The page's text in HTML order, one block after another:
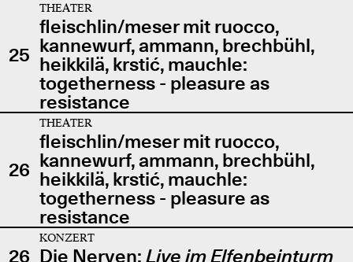
25
THEATER
fleischlin/meser mit ruocco,
kannewurf, ammann, brechbühl,
heikkilä, krstić, mauchle:
togetherness - pleasure as
resistance
26
THEATER
fleischlin/meser mit ruocco,
kannewurf, ammann, brechbühl,
heikkilä, krstić, mauchle:
togetherness - pleasure as
resistance
26
KONZERT
Die Nerven: Live im Elfenbeinturm